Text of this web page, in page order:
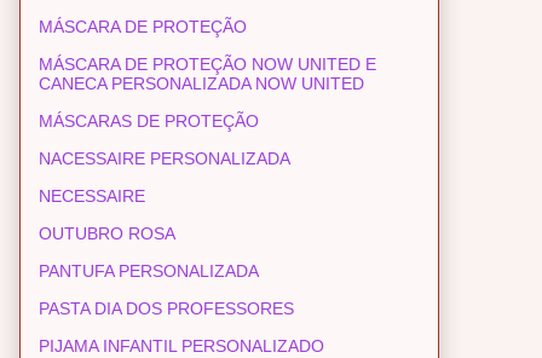
MÁSCARA DE PROTEÇÃO
MÁSCARA DE PROTEÇÃO NOW UNITED E
CANECA PERSONALIZADA NOW UNITED
MÁSCARAS DE PROTEÇÃO
NACESSAIRE PERSONALIZADA
NECESSAIRE
OUTUBRO ROSA
PANTUFA PERSONALIZADA
PASTA DIA DOS PROFESSORES
PIJAMA INFANTIL PERSONALIZADO